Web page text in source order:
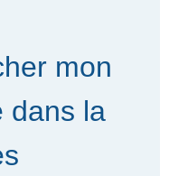
mon
dans la